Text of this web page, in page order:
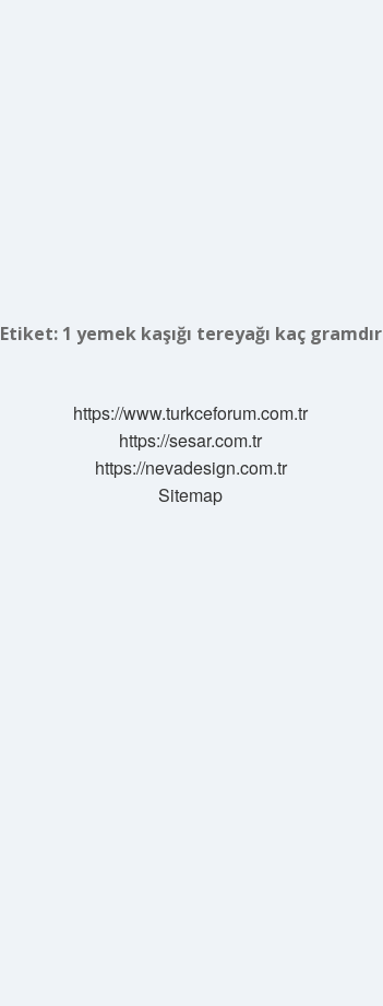
Etiket: 1 yemek kaşığı tereyağı kaç gramdır
https://www.turkceforum.com.tr
https://sesar.com.tr
https://nevadesign.com.tr
Sitemap